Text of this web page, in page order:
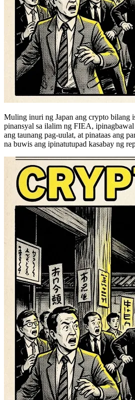
Muling inuri ng Japan ang crypto bilang
pinansyal sa ilalim ng FIEA,
ang taunang pag-uulat, at pinataas ang
na buwis ang ipinatutupad kasabay ng